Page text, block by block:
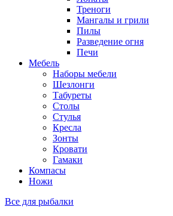
Треноги
Мангалы и грили
Пилы
Разведение огня
Печи
Мебель
Наборы мебели
Шезлонги
Табуреты
Столы
Стулья
Кресла
Зонты
Кровати
Гамаки
Компасы
Ножи
Все для рыбалки